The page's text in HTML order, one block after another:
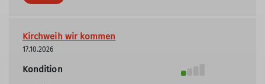
Kirchweih wir kommen
17.10.2026
Kondition